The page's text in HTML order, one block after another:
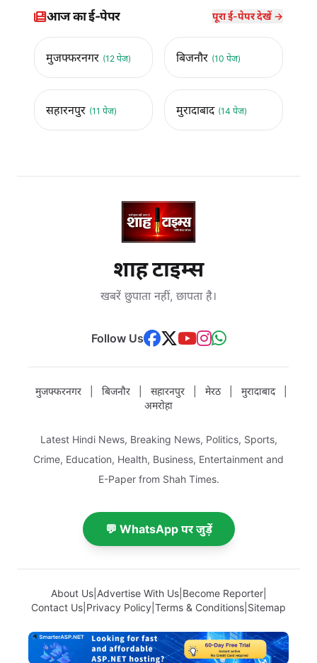
आज का ई-पेपर पूरा ई-पेपर देखें →
मुजफ्फरनगर (12 पेज) बिजनौर (10 पेज)
सहारनपुर (11 पेज) मुरादाबाद (14 पेज)
शाह टाइम्स
खबरें छुपाता नहीं, छापता है।
Follow Us
मुजफ्फरनगर बिजनौर सहारनपुर मेरठ मुरादाबाद
अमरोहा
Latest Hindi News, Breaking News, Politics, Sports,
Crime, Education, Health, Business, Entertainment and
E-Paper from Shah Times.
💬 WhatsApp पर जुड़ें
About Us| Advertise With Us| Become Reporter|
Contact Us Privacy Policy Terms & Conditions Sitemap